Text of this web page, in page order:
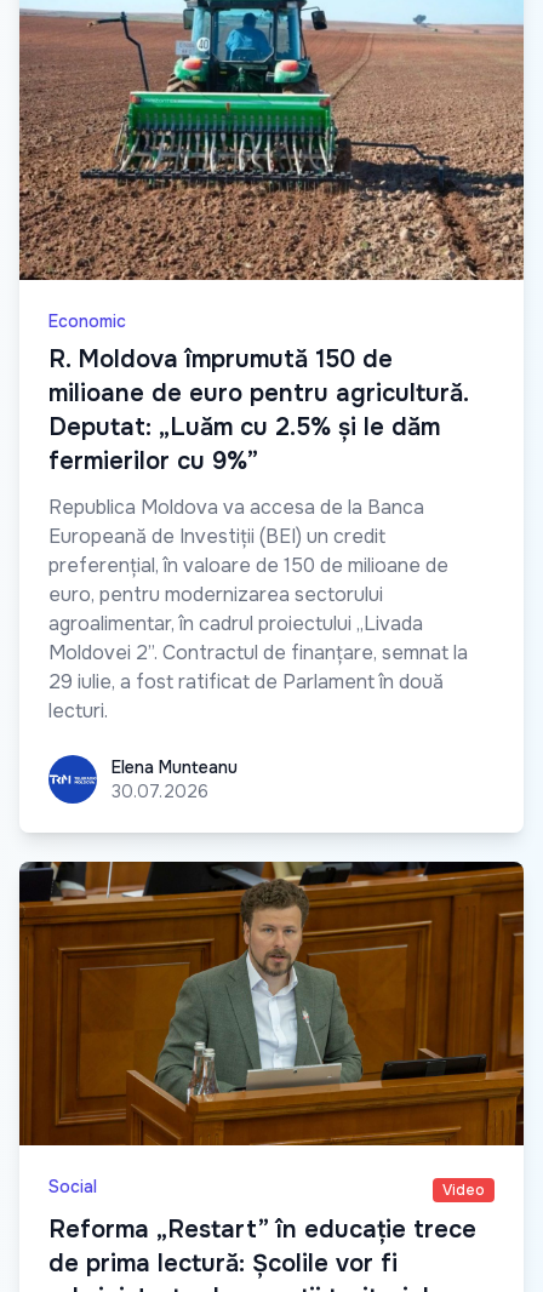
Economic
R. Moldova împrumută 150 de
milioane de euro pentru agricultură.
Deputat: „Luăm cu 2.5% și le dăm
fermierilor cu 9%”
Republica Moldova va accesa de la Banca
Europeană de Investiții (BEI) un credit
preferențial, în valoare de 150 de milioane de
euro, pentru modernizarea sectorului
agroalimentar, în cadrul proiectului „Livada
Moldovei 2”. Contractul de finanțare, semnat la
29 iulie, a fost ratificat de Parlament în două
lecturi.
Elena Munteanu
Elena Munteanu
30.07.2026
Social Video
Reforma „Restart” în educație trece
de prima lectură: Școlile vor fi